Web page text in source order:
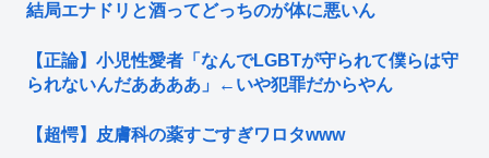
結局エナドリと酒ってどっちのが体に悪いん
【正論】小児性愛者「なんでLGBTが守られて僕らは守
られないんだああああ」←いや犯罪だからやん
【超愕】皮膚科の薬すごすぎワロタwww